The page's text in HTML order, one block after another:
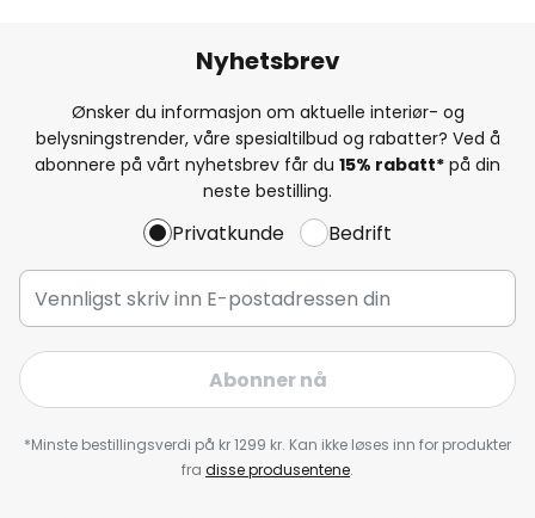
Nyhetsbrev
Ønsker du informasjon om aktuelle interiør- og
belysningstrender, våre spesialtilbud og rabatter? Ved å
abonnere på vårt nyhetsbrev får du 15% rabatt* på din
neste bestilling.
Privatkunde Bedrift
Abonner nå
*Minste bestillingsverdi på kr 1299 kr. Kan ikke løses inn for produkter
fra disse produsentene.